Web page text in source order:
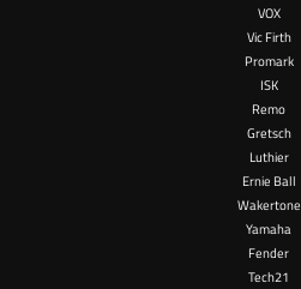
VOX
Vic Firth
Promark
ISK
Remo
Gretsch
Luthier
Ernie Ball
Wakertone
Yamaha
Fender
Tech21